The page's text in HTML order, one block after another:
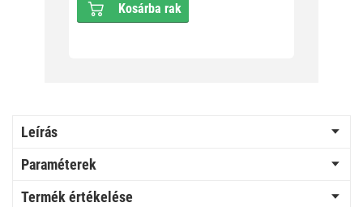
Kosárba rak
Leírás
Paraméterek
Termék értékelése